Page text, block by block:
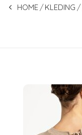
HOME KLEDING